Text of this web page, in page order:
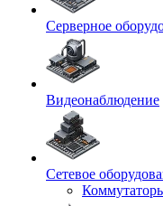
Серверное
Видеонаблюдение
Сетевое